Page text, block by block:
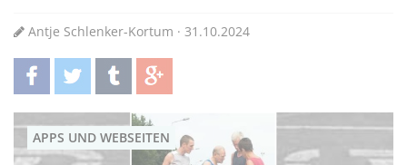
Antje Schlenker-Kortum · 31.10.2024
teilentwittern teilen teilen
APPS UND WEBSEITEN